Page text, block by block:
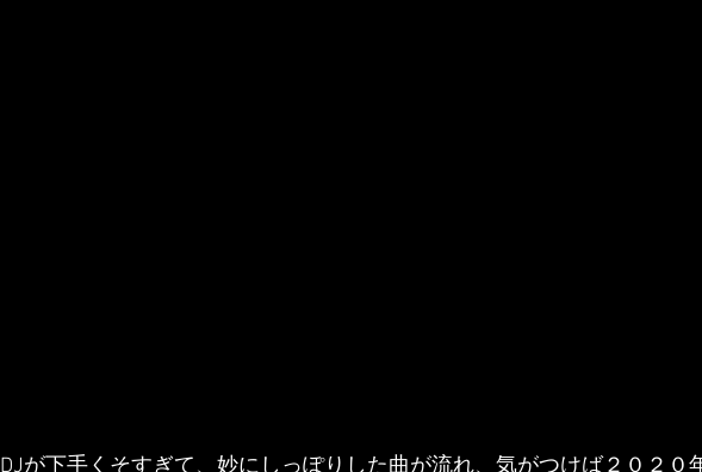
DJが下手くそすぎて、妙にしっぽりした曲が流れ、気がつけば２０２０